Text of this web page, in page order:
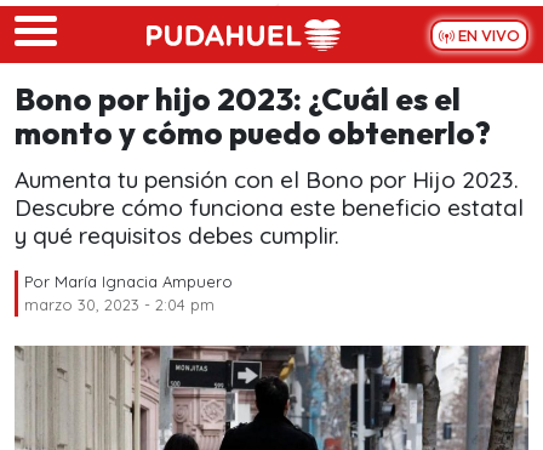
Skip to main content
EN VIVO
Bono por hijo 2023: ¿Cuál es el
monto y cómo puedo obtenerlo?
Aumenta tu pensión con el Bono por Hijo 2023.
Descubre cómo funciona este beneficio estatal
y qué requisitos debes cumplir.
Por María Ignacia Ampuero
marzo 30, 2023 - 2:04 pm